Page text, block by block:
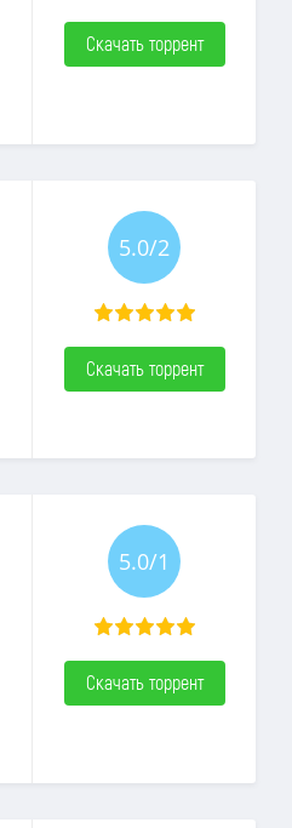
Скачать торрент
5.0/2
Скачать торрент
5.0/1
Скачать торрент